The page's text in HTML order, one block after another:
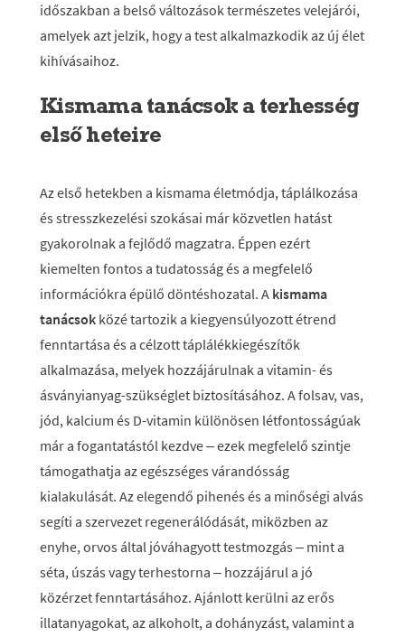
időszakban a belső változások természetes velejárói,
amelyek azt jelzik, hogy a test alkalmazkodik az új élet
kihívásaihoz.
Kismama tanácsok a terhesség
első heteire
Az első hetekben a kismama életmódja, táplálkozása
és stresszkezelési szokásai már közvetlen hatást
gyakorolnak a fejlődő magzatra. Éppen ezért
kiemelten fontos a tudatosság és a megfelelő
információkra épülő döntéshozatal. A kismama
tanácsok közé tartozik a kiegyensúlyozott étrend
fenntartása és a célzott táplálékkiegészítők
alkalmazása, melyek hozzájárulnak a vitamin- és
ásványianyag-szükséglet biztosításához. A folsav, vas,
jód, kalcium és D-vitamin különösen létfontosságúak
már a fogantatástól kezdve – ezek megfelelő szintje
támogathatja az egészséges várandósság
kialakulását. Az elegendő pihenés és a minőségi alvás
segíti a szervezet regenerálódását, miközben az
enyhe, orvos által jóváhagyott testmozgás – mint a
séta, úszás vagy terhestorna – hozzájárul a jó
közérzet fenntartásához. Ajánlott kerülni az erős
illatanyagokat, az alkoholt, a dohányzást, valamint a